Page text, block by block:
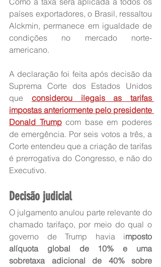
países exportadores, o Brasil, ressaltou
Alckmin, permanece em igualdade de
condições no mercado norte-
americano.
A declaração foi feita após decisão da
Suprema Corte dos Estados Unidos
que considerou ilegais as tarifas
impostas anteriormente pelo presidente
Donald Trump com base em poderes
de emergência. Por seis votos a três, a
Corte entendeu que a criação de tarifas
é prerrogativa do Congresso, e não do
Executivo.
Decisão judicial
O julgamento anulou parte relevante do
chamado tarifaço, por meio do qual o
governo de Trump havia imposto
alíquota global de 10% e uma
sobretaxa adicional de 40% sobre